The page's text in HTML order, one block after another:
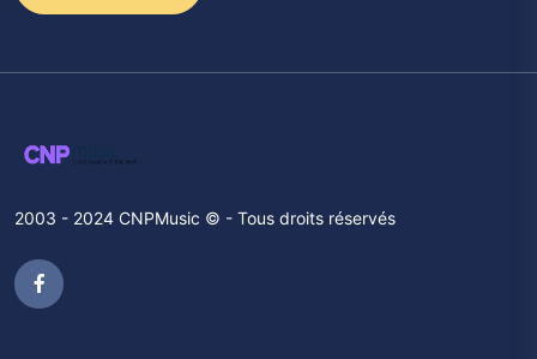
2003 - 2024 CNPMusic © - Tous droits réservés